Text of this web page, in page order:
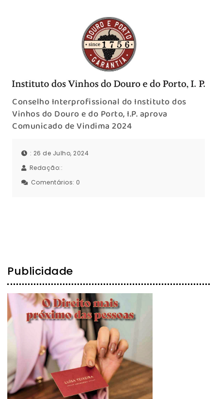
Conselho Interprofissional do Instituto dos
Vinhos do Douro e do Porto, I.P. aprova
Comunicado de Vindima 2024
: 26 de Julho, 2024
Redação::
Comentários: 0
Publicidade